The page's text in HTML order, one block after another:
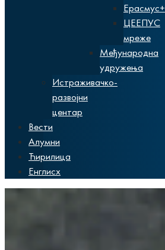
Ерасмус+
ЦЕЕПУС
мреже
Међународна
удружења
Истраживачко-
развојни
центар
Вести
Алумни
Ћирилица
Енглисх